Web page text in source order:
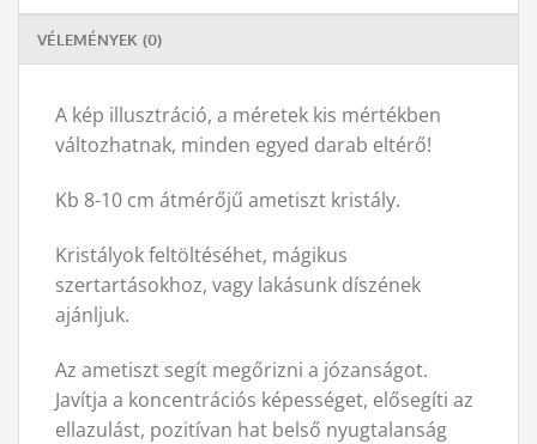
VÉLEMÉNYEK (0)
A kép illusztráció, a méretek kis mértékben
változhatnak, minden egyed darab eltérő!
Kb 8-10 cm átmérőjű ametiszt kristály.
Kristályok feltöltéséhet, mágikus
szertartásokhoz, vagy lakásunk díszének
ajánljuk.
Az ametiszt segít megőrizni a józanságot.
Javítja a koncentrációs képességet, elősegíti az
ellazulást, pozitívan hat belső nyugtalanság